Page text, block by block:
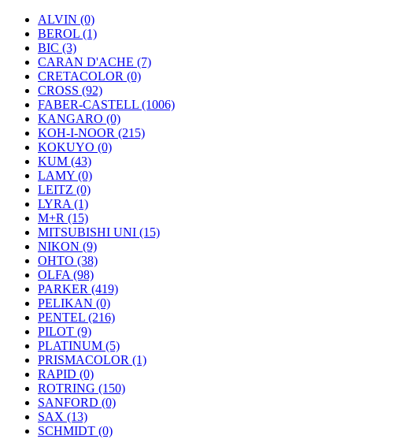
ALVIN (0)
BEROL (1)
BIC (3)
CARAN D'ACHE (7)
CRETACOLOR (0)
CROSS (92)
FABER-CASTELL (1006)
KANGARO (0)
KOH-I-NOOR (215)
KOKUYO (0)
KUM (43)
LAMY (0)
LEITZ (0)
LYRA (1)
M+R (15)
MITSUBISHI UNI (15)
NIKON (9)
OHTO (38)
OLFA (98)
PARKER (419)
PELIKAN (0)
PENTEL (216)
PILOT (9)
PLATINUM (5)
PRISMACOLOR (1)
RAPID (0)
ROTRING (150)
SANFORD (0)
SAX (13)
SCHMIDT (0)